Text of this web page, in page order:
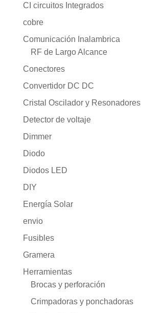
CI circuitos Integrados
cobre
Comunicación Inalambrica
RF de Largo Alcance
Conectores
Convertidor DC DC
Cristal Oscilador y Resonadores
Detector de voltaje
Dimmer
Diodo
Diodos LED
DIY
Energía Solar
envio
Fusibles
Gramera
Herramientas
Brocas y perforación
Crimpadoras y ponchadoras